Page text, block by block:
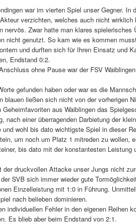
war im vierten Spiel unser Gegner.
verzichten, welches auch nicht
nervös. Zwar hatte man klares spielerisches
nicht genutzt. So kam wie es kommen
und durften sich für Ihren Einsatz und
Endstand 0:2.
ohne Pause war der FSV
gefunden haben oder war es die
blauen ließen sich nicht von der vorherigen
Geheimfavoriten aus Waiblingen das
nach einer überragenden Darbietung der
und wohl bis dato wichtigste Spiel in dieser
um noch um Platz 1 mitreden zu wollen,
bis dato mit der konstantesten Leistung
der druckvollen Attacke unser Jungs nicht
SVB sich immer wieder gute
Einzelleistung mit 1:0 in Führung.
nach belieben dominieren.
individuellen Fehler in den eigenen Reihen
Es blieb aber beim Endstand von 2:1.